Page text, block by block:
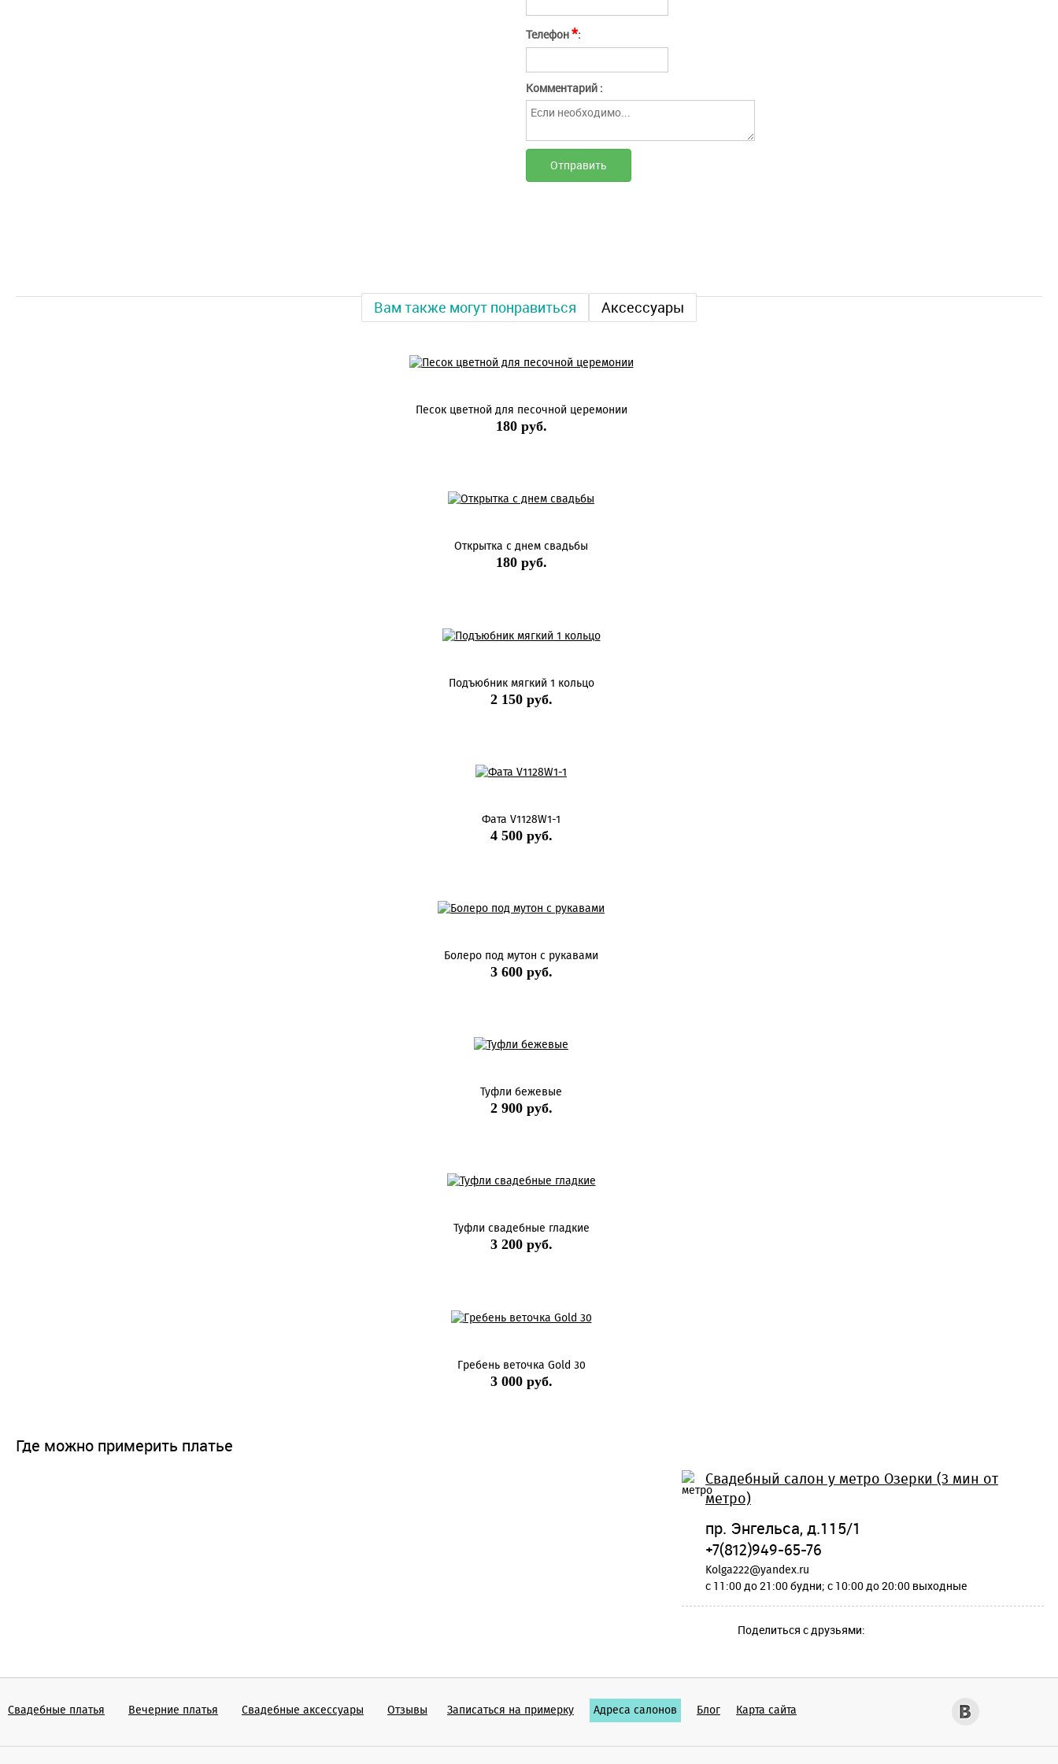
Телефон*:
Комментарий :
Вам также могут понравиться Аксессуары
Песок цветной для песочной церемонии
180 руб.
Открытка с днем свадьбы
180 руб.
Подъюбник мягкий 1 кольцо
2 150 руб.
Фата V1128W1-1
4 500 руб.
Болеро под мутон с рукавами
3 600 руб.
Туфли бежевые
2 900 руб.
Туфли свадебные гладкие
3 200 руб.
Гребень веточка Gold 30
3 000 руб.
Где можно примерить платье
Свадебный салон у метро Озерки (3 мин от
метро)
пр. Энгельса, д.115/1
+7(812)949-65-76
Kolga222@yandex.ru
c 11:00 до 21:00 будни; c 10:00 до 20:00 выходные
Поделиться с друзьями:
Свадебные платья Вечерние платья Cвадебные аксессуары Отзывы Записаться на примерку Адреса салонов Блог Карта сайта